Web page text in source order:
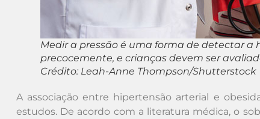
Medir a pressão é uma forma de detectar a
precocemente, e crianças devem ser
Crédito: Leah-Anne Thompson/Shutterstock
A associação entre hipertensão arterial e
estudos. De acordo com a literatura médica, o